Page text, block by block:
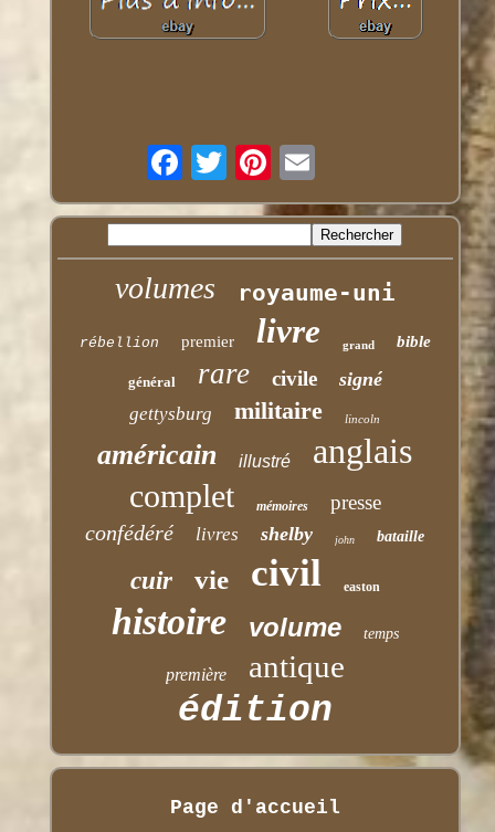
volumes royaume-uni
rébellion premier livre grand bible
général rare civile signé
gettysburg militaire lincoln
américain illustré anglais
complet mémoires presse
confédéré livres shelby john bataille
cuir vie civil easton
histoire volume temps
première antique
édition
Page d'accueil